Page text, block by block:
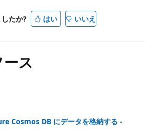
たか? はい いいえ
ス
Cosmos DB にデータを格納する -